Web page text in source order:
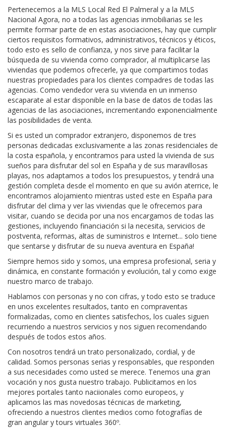
Pertenecemos a la MLS Local Red El Palmeral y a la MLS
Nacional Agora, no a todas las agencias inmobiliarias se les
permite formar parte de en estas asociaciones, hay que cumplir
ciertos requisitos formativos, administrativos, técnicos y éticos,
todo esto es sello de confianza, y nos sirve para facilitar la
búsqueda de su vivienda como comprador, al multiplicarse las
viviendas que podemos ofrecerle, ya que compartimos todas
nuestras propiedades para los clientes compadres de todas las
agencias. Como vendedor vera su vivienda en un inmenso
escaparate al estar disponible en la base de datos de todas las
agencias de las asociaciones, incrementando exponencialmente
las posibilidades de venta.
Si es usted un comprador extranjero, disponemos de tres
personas dedicadas exclusivamente a las zonas residenciales de
la costa española, y encontramos para usted la vivienda de sus
sueños para disfrutar del sol en España y de sus maravillosas
playas, nos adaptamos a todos los presupuestos, y tendrá una
gestión completa desde el momento en que su avión aterrice, le
encontramos alojamiento mientras usted este en España para
disfrutar del clima y ver las viviendas que le ofrecemos para
visitar, cuando se decida por una nos encargamos de todas las
gestiones, incluyendo financiación si la necesita, servicios de
postventa, reformas, altas de suministros e Internet... solo tiene
que sentarse y disfrutar de su nueva aventura en España!
Siempre hemos sido y somos, una empresa profesional, seria y
dinámica, en constante formación y evolución, tal y como exige
nuestro marco de trabajo.
Hablamos con personas y no con cifras, y todo esto se traduce
en unos excelentes resultados, tanto en compraventas
formalizadas, como en clientes satisfechos, los cuales siguen
recurriendo a nuestros servicios y nos siguen recomendando
después de todos estos años.
Con nosotros tendrá un trato personalizado, cordial, y de
calidad. Somos personas serias y responsables, que responden
a sus necesidades como usted se merece. Tenemos una gran
vocación y nos gusta nuestro trabajo. Publicitamos en los
mejores portales tanto naciionales como europeos, y
aplicamos las mas novedosas técnicas de marketing,
ofreciendo a nuestros clientes medios como fotografías de
gran angular y tours virtuales 360º.